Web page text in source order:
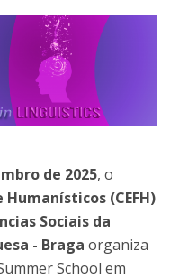
de 2025, o
(CEFH)
Sociais da
- Braga organiza
School em